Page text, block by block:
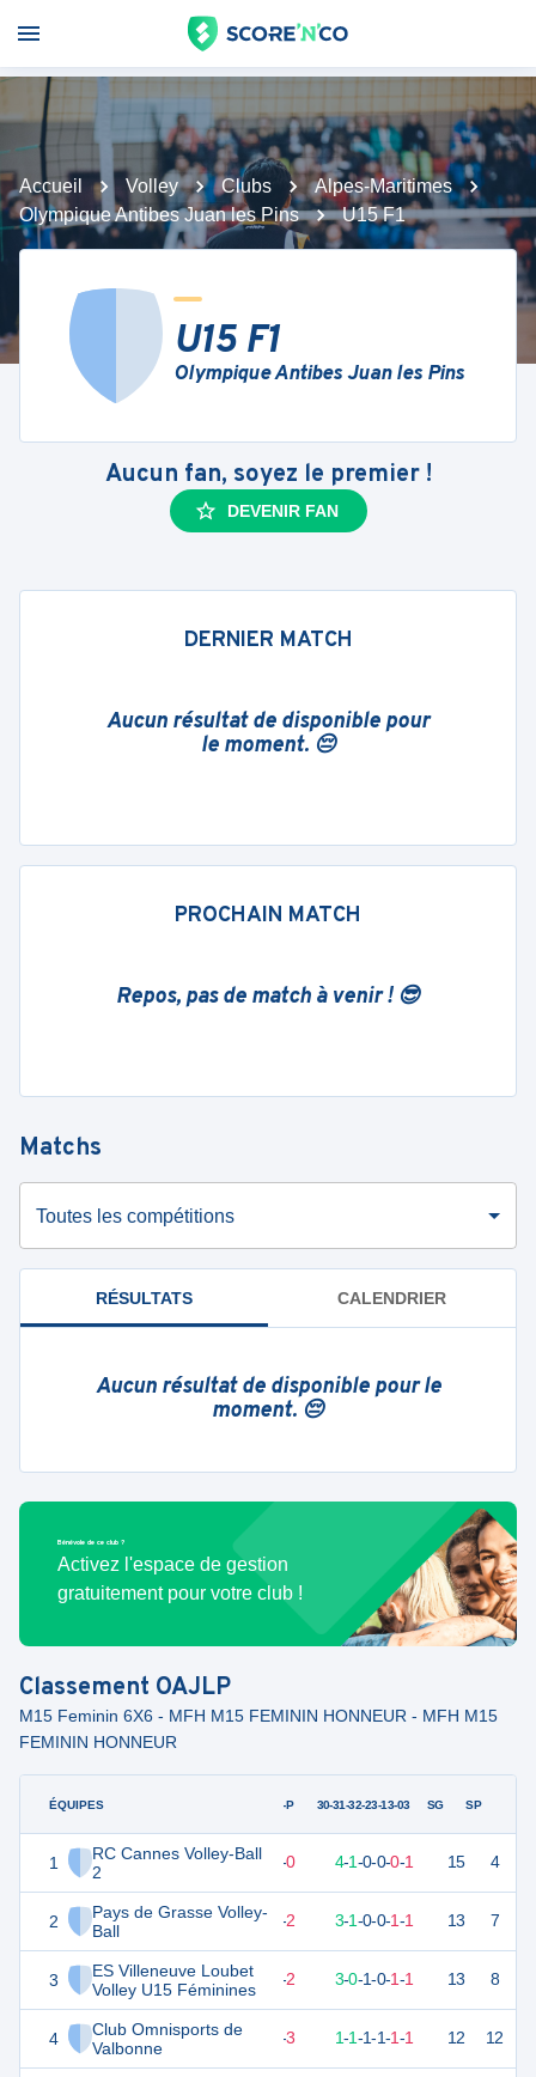
Accueil Volley Clubs
Alpes-Maritimes
Olympique Antibes Juan les Pins
U15 F1
U15 F1
Olympique Antibes Juan les Pins
Aucun fan, soyez le premier !
DEVENIR FAN
DERNIER MATCH
Aucun résultat de disponible pour
le moment. 😔
PROCHAIN MATCH
Repos, pas de match à venir ! 😎
Matchs
Toutes les compétitions
RÉSULTATS CALENDRIER
Aucun résultat de disponible pour le
moment. 😔
Bénévole de ce club ?
Activez l'espace de gestion
gratuitement pour votre club !
Classement OAJLP
M15 Feminin 6X6 - MFH M15 FEMININ HONNEUR - MFH M15
FEMININ HONNEUR
ÉQUIPES
1
RC Cannes Volley-Ball
2
2
Pays de Grasse Volley-
Ball
3
ES Villeneuve Loubet
Volley U15 Féminines
4
Club Omnisports de
Valbonne
G-P 30-31-32-23-13-03 SG SP
12 6 -0 4-1-0-0-0-1 15 4
12 6 -2 3-1-0-0-1-1 13 7
11 6 -2 3-0-1-0-1-1 13 8
9 6 -3 1-1-1-1-1-1 12 12